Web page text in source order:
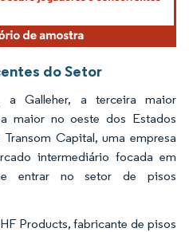
do Setor
a Galleher, a terceira maior
maior no oeste dos Estados
Capital, uma empresa
intermediário focada em
entrar no setor de pisos
Products, fabricante de pisos